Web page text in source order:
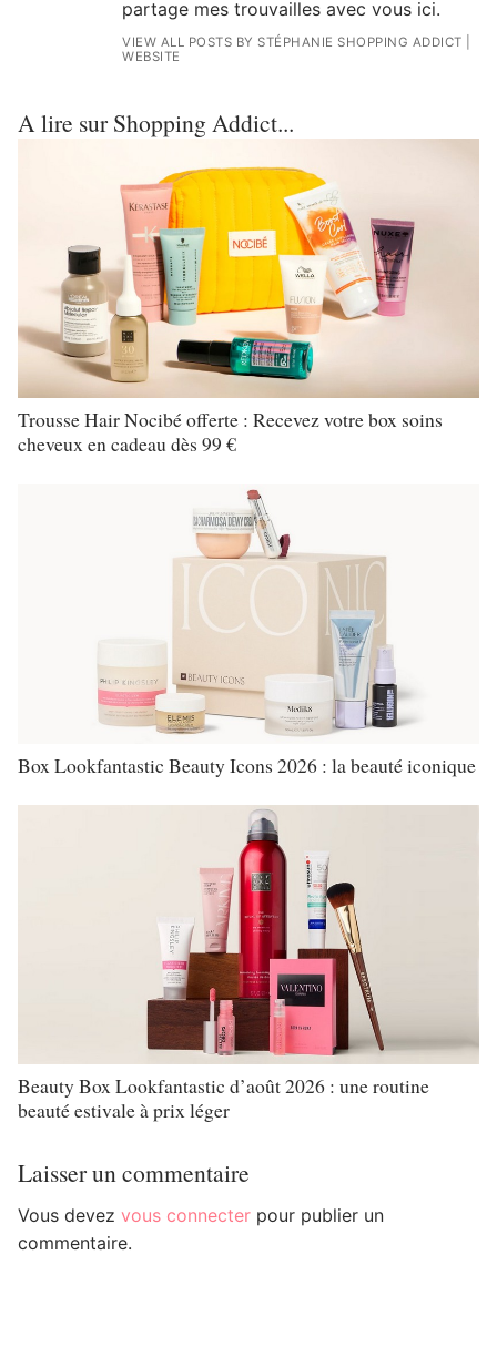
partage mes trouvailles avec vous ici.
VIEW ALL POSTS BY STÉPHANIE SHOPPING ADDICT
WEBSITE
A lire sur Shopping Addict...
Trousse Hair Nocibé offerte : Recevez votre box soins
cheveux en cadeau dès 99 €
Box Lookfantastic Beauty Icons 2026 : la beauté iconique
Beauty Box Lookfantastic d’août 2026 : une routine
beauté estivale à prix léger
Laisser un commentaire
Vous devez vous connecter pour publier un
commentaire.